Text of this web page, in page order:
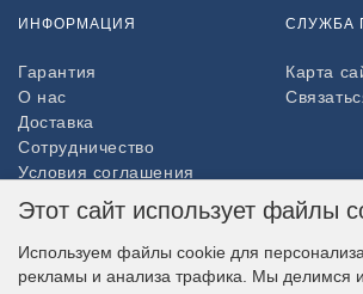
ИНФОРМАЦИЯ
Гарантия
О нас
Доставка
Сотрудничество
Условия соглашения
Возврат товара
СЛУЖБА
Карта
Партнёры
Этот сайт использует файлы
Используем файлы cookie для
рекламы и анализа трафика. Мы делимся